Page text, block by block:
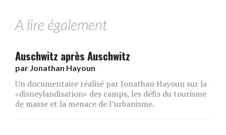
A lire également
Auschwitz après Auschwitz
par Jonathan Hayoun
Un documentaire réalisé par Jonathan Hayoun sur la
«disneylandisation» des camps, les défis du tourisme
de masse et la menace de l’urbanisme.